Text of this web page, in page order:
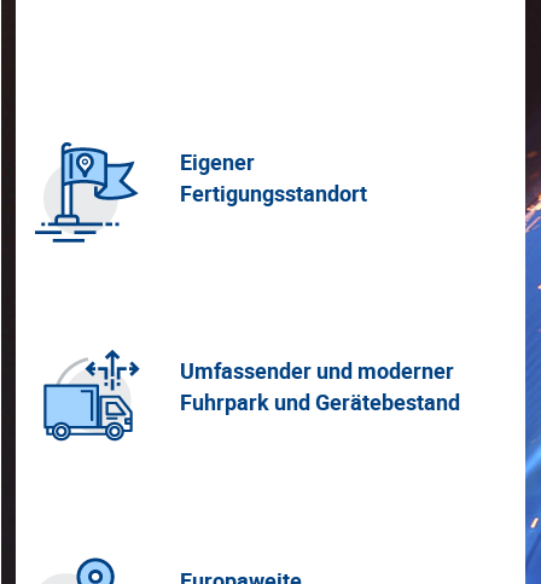
Eigener
Fertigungsstandort
Umfassender und moderner
Fuhrpark und Gerätebestand